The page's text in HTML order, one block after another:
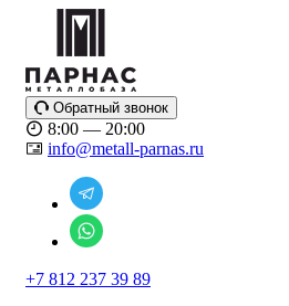
Обратный звонок
8:00 — 20:00
info@metall-parnas.ru
+7 812 237 39 89